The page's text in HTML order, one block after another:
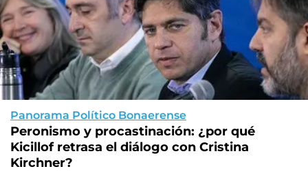
Panorama Político Bonaerense
Peronismo y procastinación: ¿por qué
Kicillof retrasa el diálogo con Cristina
Kirchner?